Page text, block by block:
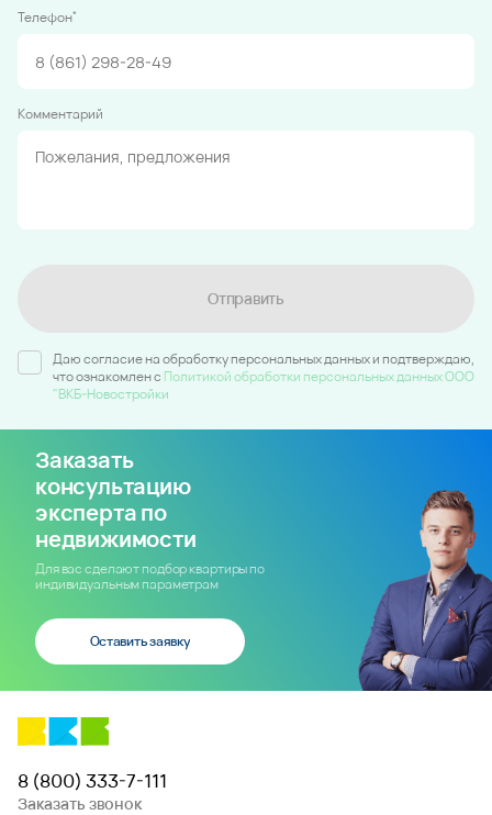
Телефон*
Комментарий
Отправить
Даю согласие на обработку персональных данных и подтверждаю,
что ознакомлен c Политикой обработки персональных данных ООО
"ВКБ-Новостройки
Заказать
консультацию
эксперта по
недвижимости
Для вас сделают подбор квартиры по
индивидуальным параметрам
Оставить заявку
8 (800) 333-7-111
Заказать звонок